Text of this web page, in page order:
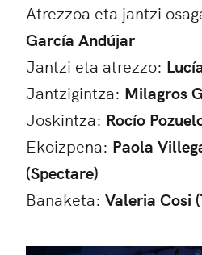
Atrezzoa eta jantzi
García Andújar
Jantzi eta atrezzo:
Jantzigintza: Milagros
Joskintza: Rocío
Ekoizpena: Paola
(Spectare)
Banaketa: Valeria Cosi